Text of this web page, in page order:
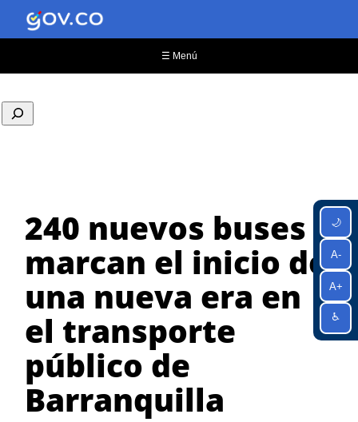
🌙
A-
A+
♿
contenido
☰ Menú
240 nuevos buses
marcan el inicio de
una nueva era en
el transporte
público de
Barranquilla